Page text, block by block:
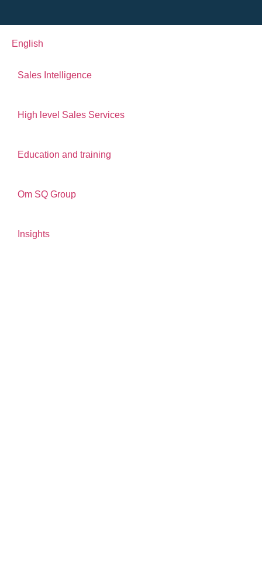
English
Sales Intelligence
High level Sales Services
Education and training
Om SQ Group
Insights